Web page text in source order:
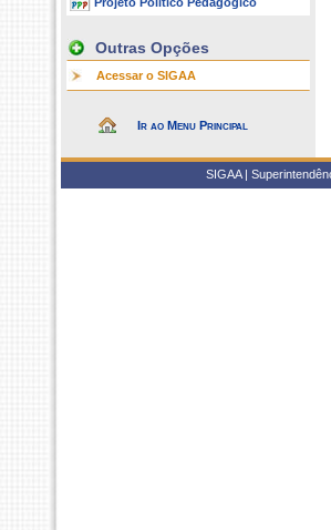
Outras Opções
Acessar o SIGAA
Ir ao Menu Principal
SIGAA |